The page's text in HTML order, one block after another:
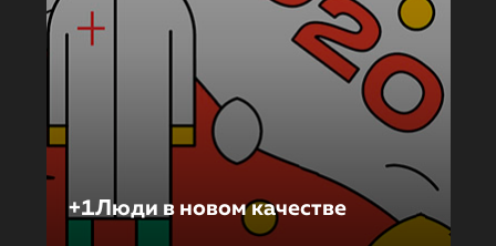
+1Люди в новом качестве